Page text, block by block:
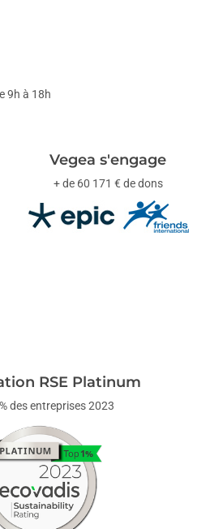
9h à 18h
Vegea s'engage
+ de 60 171 € de dons
RSE Platinum
des entreprises 2023